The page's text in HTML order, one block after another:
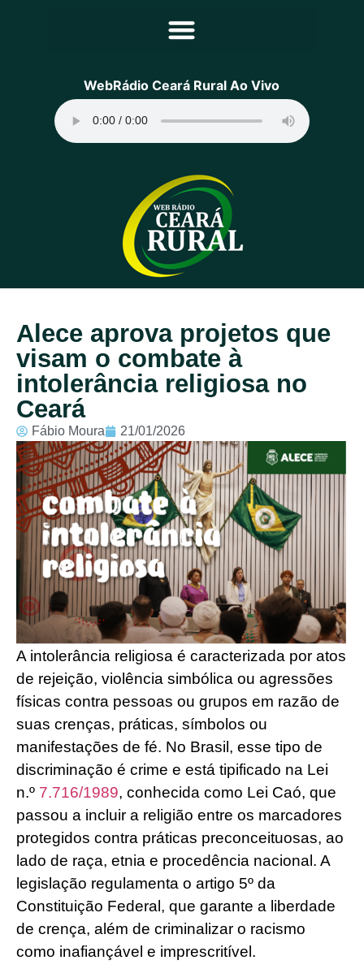
Principal
Programação
Equipe
Contato
Sobre
WebRádio Ceará Rural Ao Vivo
Alece aprova projetos que
visam o combate à
intolerância religiosa no
Ceará
Fábio Moura 21/01/2026
A intolerância religiosa é caracterizada por atos
de rejeição, violência simbólica ou agressões
físicas contra pessoas ou grupos em razão de
suas crenças, práticas, símbolos ou
manifestações de fé. No Brasil, esse tipo de
discriminação é crime e está tipificado na Lei
n.º 7.716/1989, conhecida como Lei Caó, que
passou a incluir a religião entre os marcadores
protegidos contra práticas preconceituosas, ao
lado de raça, etnia e procedência nacional. A
legislação regulamenta o artigo 5º da
Constituição Federal, que garante a liberdade
de crença, além de criminalizar o racismo
como inafiançável e imprescritível.